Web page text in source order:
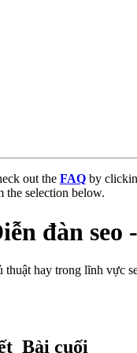
out the FAQ by
the selection below.
đàn seo
thuật hay trong lĩnh vực
Bài cuối